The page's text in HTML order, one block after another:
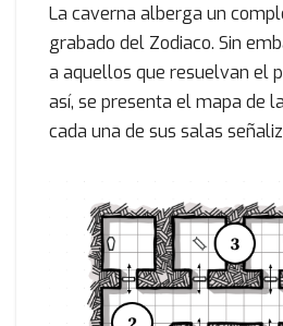
La caverna alberga un
grabado del Zodiaco. Sin
a aquellos que resuelvan el
así, se presenta el mapa de
cada una de sus salas